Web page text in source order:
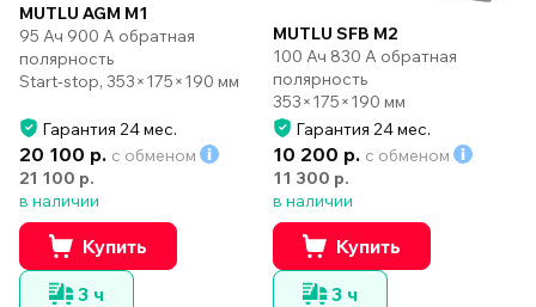
MUTLU AGM M1
95 Ач 900 А обратная
полярность
Start-stop, 353×175×190 мм
Гарантия 24 мес.
20 100 р. с обменом
21 100 р.
в наличии
Купить
3 ч
MUTLU SFB M2
100 Ач 830 А обратная
полярность
353×175×190 мм
Гарантия 24 мес.
10 200 р. с обменом
11 300 р.
в наличии
Купить
3 ч